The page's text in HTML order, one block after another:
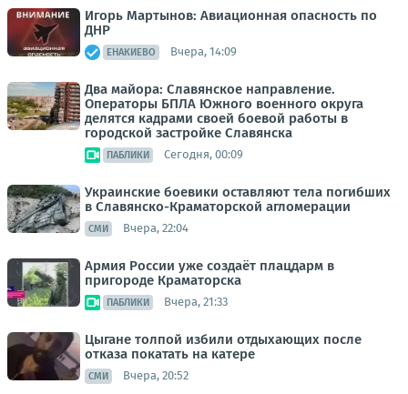
Игорь Мартынов: Авиационная опасность по
ДНР
ЕНАКИЕВО Вчера, 14:09
Два майора: Славянское направление.
Операторы БПЛА Южного военного округа
делятся кадрами своей боевой работы в
городской застройке Славянска
ПАБЛИКИ Сегодня, 00:09
Украинские боевики оставляют тела погибших
в Славянско-Краматорской агломерации
СМИ Вчера, 22:04
Армия России уже создаёт плацдарм в
пригороде Краматорска
ПАБЛИКИ Вчера, 21:33
Цыгане толпой избили отдыхающих после
отказа покатать на катере
СМИ Вчера, 20:52